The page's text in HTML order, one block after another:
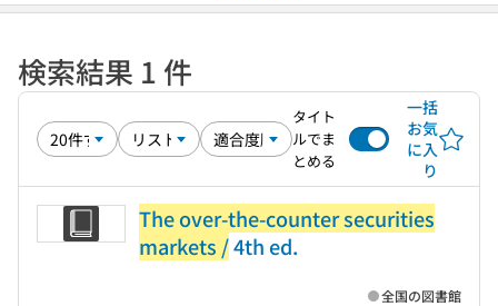
検索結果 1 件
タイト
ルでま
とめる
一括
お気
に入
り
The over-the-counter securities
markets /4th ed.
全国の図書館